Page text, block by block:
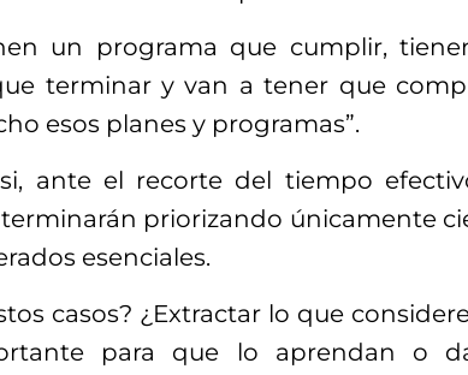
un programa que cumplir,
terminar y van a tener que
esos planes y programas”.
ante el recorte del tiempo
terminarán priorizando únicamente
esenciales.
casos? ¿Extractar lo que
para que lo aprendan o